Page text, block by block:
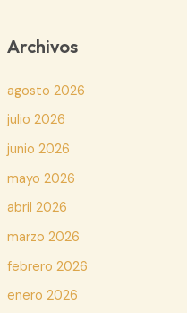
Archivos
agosto 2026
julio 2026
junio 2026
mayo 2026
abril 2026
marzo 2026
febrero 2026
enero 2026